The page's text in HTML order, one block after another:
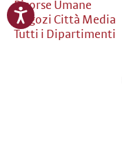
Risorse Umane
Negozi Città Media
Tutti i Dipartimenti